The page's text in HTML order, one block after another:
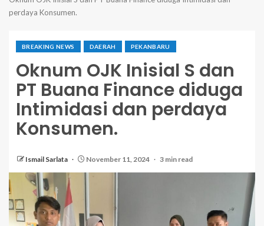
perdaya Konsumen.
BREAKING NEWS DAERAH PEKANBARU
Oknum OJK Inisial S dan
PT Buana Finance diduga
Intimidasi dan perdaya
Konsumen.
Ismail Sarlata November 11, 2024 3 min read